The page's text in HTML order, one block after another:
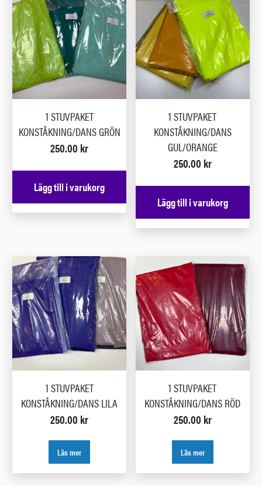
1 STUVPAKET
KONSTÅKNING/DANS GRÖN
250.00 kr
Lägg till i varukorg
1 STUVPAKET
KONSTÅKNING/DANS
GUL/ORANGE
250.00 kr
Lägg till i varukorg
1 STUVPAKET
KONSTÅKNING/DANS LILA
250.00 kr
Läs mer
1 STUVPAKET
KONSTÅKNING/DANS RÖD
250.00 kr
Läs mer